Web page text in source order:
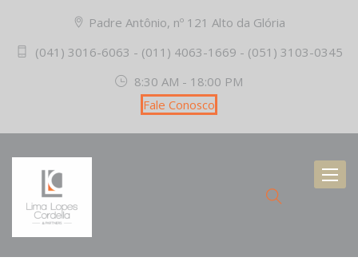
Padre Antônio, nº 121 Alto da Glória
(041) 3016-6063 - (011) 4063-1669 - (051) 3103-0345
8:30 AM - 18:00 PM
Fale Conosco